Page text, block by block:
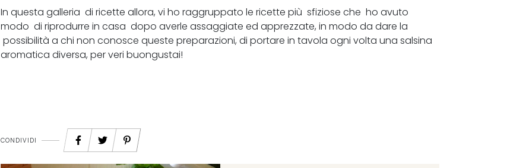
In questa galleria di ricette allora, vi ho raggruppato le ricette più sfiziose che ho avuto
modo di riprodurre in casa dopo averle assaggiate ed apprezzate, in modo da dare la
possibilità a chi non conosce queste preparazioni, di portare in tavola ogni volta una salsina
aromatica diversa, per veri buongustai!
CONDIVIDI